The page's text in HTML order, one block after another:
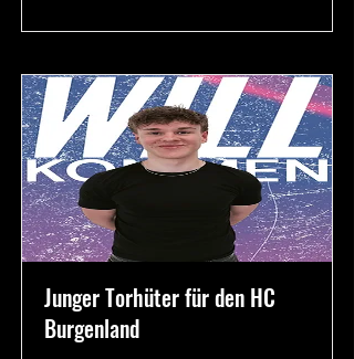
Junger Torhüter für den HC
Burgenland